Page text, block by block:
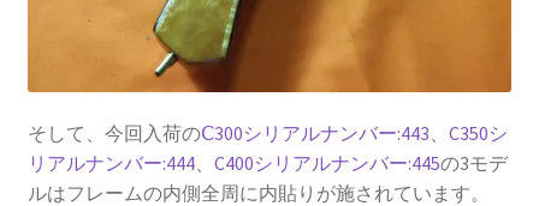
そして、今回入荷のⅭ300シリアルナンバー:443、 C350シ
リアルナンバー:444、 C400シリアルナンバー:445の3モデ
ルはフレームの内側全周に内貼りが施されています。